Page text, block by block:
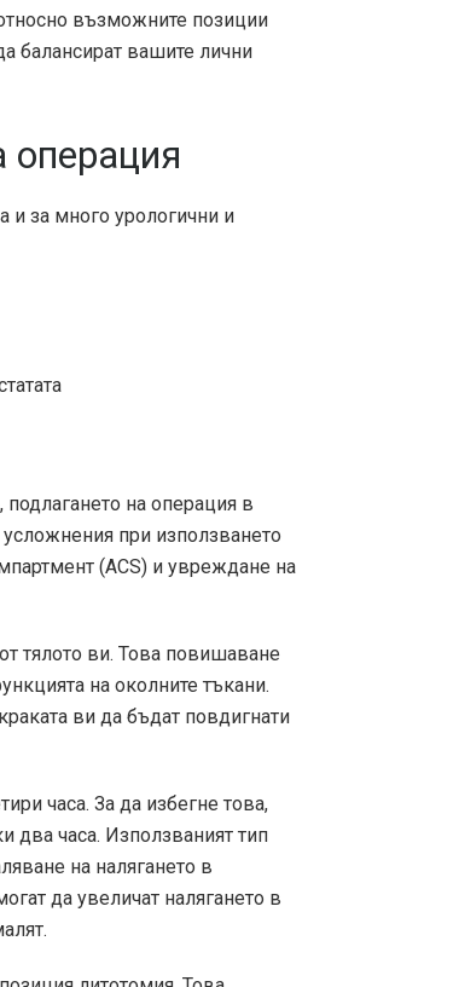
възможните позиции
балансират вашите лични
операция
и за много урологични и
на операция в
при използването
(ACS) и увреждане на
тялото ви. Това повишаване
на околните тъкани.
ви да бъдат повдигнати
часа. За да избегне това,
два часа. Използваният тип
на налягането в
да увеличат налягането в